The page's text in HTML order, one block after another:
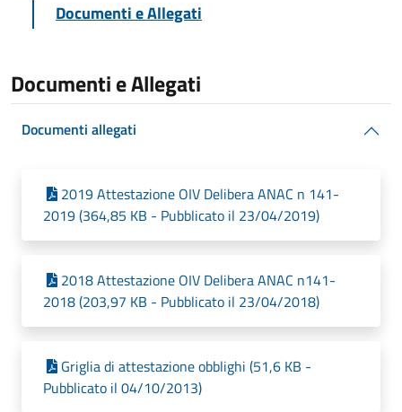
Documenti e Allegati
Documenti e Allegati
Documenti allegati
2019 Attestazione OIV Delibera ANAC n 141-
2019 (364,85 KB - Pubblicato il 23/04/2019)
2018 Attestazione OIV Delibera ANAC n141-
2018 (203,97 KB - Pubblicato il 23/04/2018)
Griglia di attestazione obblighi (51,6 KB -
Pubblicato il 04/10/2013)